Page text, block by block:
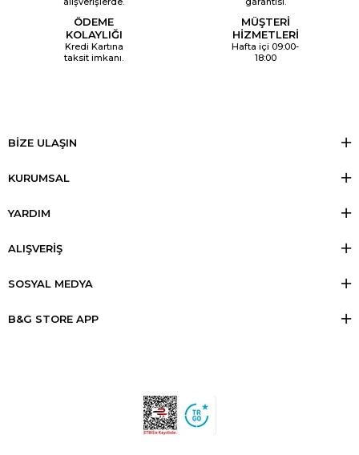
ÖDEME
KOLAYLIĞI
Kredi Kartına
taksit imkanı.
MÜŞTERİ
HİZMETLERİ
Hafta içi 09:00-
18:00
BİZE ULAŞIN
KURUMSAL
YARDIM
ALIŞVERİŞ
SOSYAL MEDYA
B&G STORE APP